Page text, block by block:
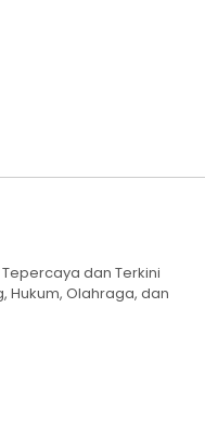
dan Terkini
Hukum, Olahraga, dan